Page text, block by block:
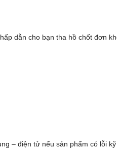
dẫn cho bạn tha hồ chốt đơn
– điện tử nếu sản phẩm có lỗi